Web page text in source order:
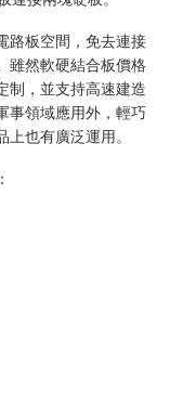
路板空間，免去連接
雖然軟硬結合板價格
制，並支持高速建造
事領域應用外，輕巧
也有廣泛運用。